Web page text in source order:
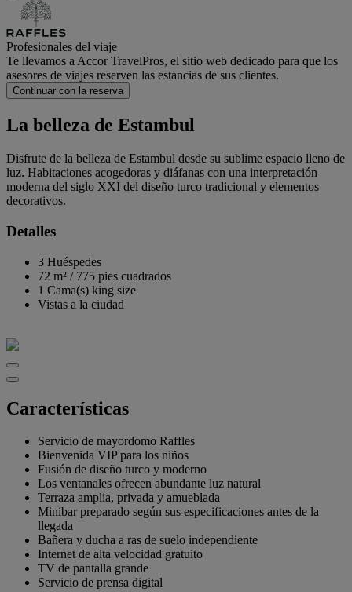
Profesionales del viaje
Te llevamos a Accor TravelPros, el sitio web dedicado para que los
asesores de viajes reserven las estancias de sus clientes.
Continuar con la reserva
La belleza de Estambul
Disfrute de la belleza de Estambul desde su sublime espacio lleno de
luz. Habitaciones acogedoras y diáfanas con una interpretación
moderna del siglo XXI del diseño turco tradicional y elementos
decorativos.
Detalles
3 Huéspedes
72 m² / 775 pies cuadrados
1 Cama(s) king size
Vistas a la ciudad
Características
Servicio de mayordomo Raffles
Bienvenida VIP para los niños
Fusión de diseño turco y moderno
Los ventanales ofrecen abundante luz natural
Terraza amplia, privada y amueblada
Minibar preparado según sus especificaciones antes de la
llegada
Bañera y ducha a ras de suelo independiente
Internet de alta velocidad gratuito
TV de pantalla grande
Servicio de prensa digital